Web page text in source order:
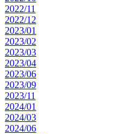
2022/11
2022/12
2023/01
2023/02
2023/03
2023/04
2023/06
2023/09
2023/11
2024/01
2024/03
2024/06